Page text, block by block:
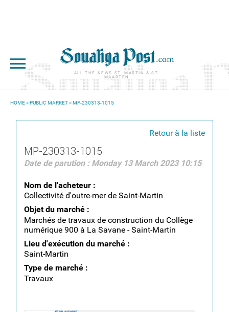
ALL THE NEWS ST. MARTIN & ST.
MAARTEN
HOME>PUBLIC MARKET> MP-230313-1015
Retour à la liste
MP-230313-1015
Date de parution : Monday 13 March 2023 10:15
Nom de l'acheteur :
Collectivité d'outre-mer de Saint-Martin
Objet du marché :
Marchés de travaux de construction du Collège
numérique 900 à La Savane - Saint-Martin
Lieu d'exécution du marché :
Saint-Martin
Type de marché :
Travaux